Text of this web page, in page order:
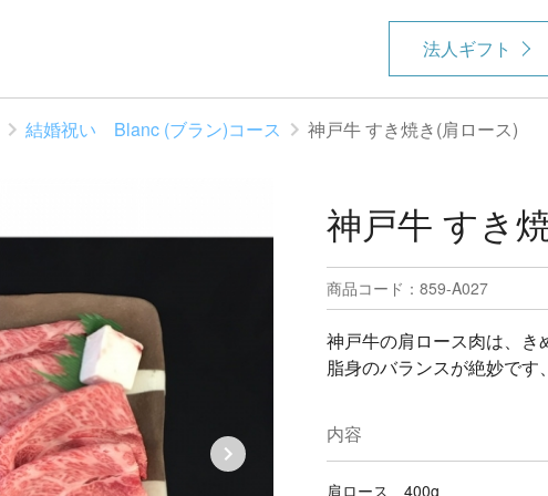
法人ギフト
結婚祝い Blanc (ブラン)コース 神戸牛 すき焼き(肩ロース)
神戸牛 すき
商品コード：859-A027
神戸牛の肩ロース肉は、
脂身のバランスが絶妙で
内容
肩ロース 400g